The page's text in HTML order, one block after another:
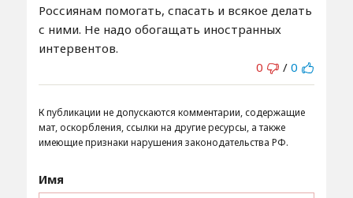
Россиянам помогать, спасать и всякое делать
с ними. Не надо обогащать иностранных
интервентов.
0
/ 0
К публикации не допускаются комментарии, содержащие
мат, оскорбления, ссылки на другие ресурсы, а также
имеющие признаки нарушения законодательства РФ.
Имя